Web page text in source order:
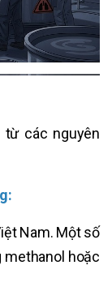
từ các nguyên
Nam. Một số
hoặc